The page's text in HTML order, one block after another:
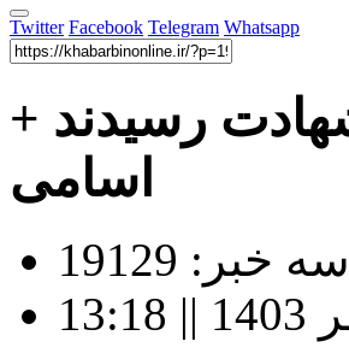
Twitter Facebook Telegram Whatsapp
نیکشهر/ ۴ نفر به شهادت رسیدند +
اسامی
خبر: 19129